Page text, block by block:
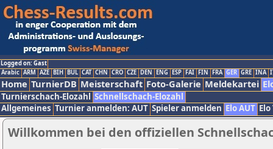
Logged on: Gast
Arabic ARM AZE BIH BUL CAT CHN CRO CZE DEN ENG ESP FAI FIN FRA GER GRE INA
Home TurnierDB Meisterschaft Foto-Galerie Meldekartei
Turnierschach-Elozahl Schnellschach-Elozahl
Allgemeines Turnier anmelden: AUT Spieler anmelden Elo AUT
Willkommen bei den offiziellen